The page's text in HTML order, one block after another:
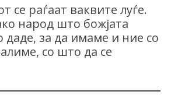
се раѓаат ваквите луѓе.
народ што божјата
даде, за да имаме и ние со
со што да се